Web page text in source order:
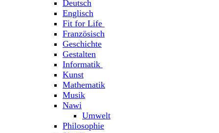
Deutsch
Englisch
Fit for Life
Französisch
Geschichte
Gestalten
Informatik
Kunst
Mathematik
Musik
Nawi
Umwelt
Philosophie